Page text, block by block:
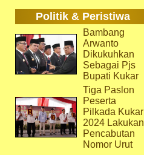
Politik & Peristiwa
Bambang
Arwanto
Dikukuhkan
Sebagai Pjs
Bupati Kukar
Tiga Paslon
Peserta
Pilkada Kukar
2024 Lakukan
Pencabutan
Nomor Urut